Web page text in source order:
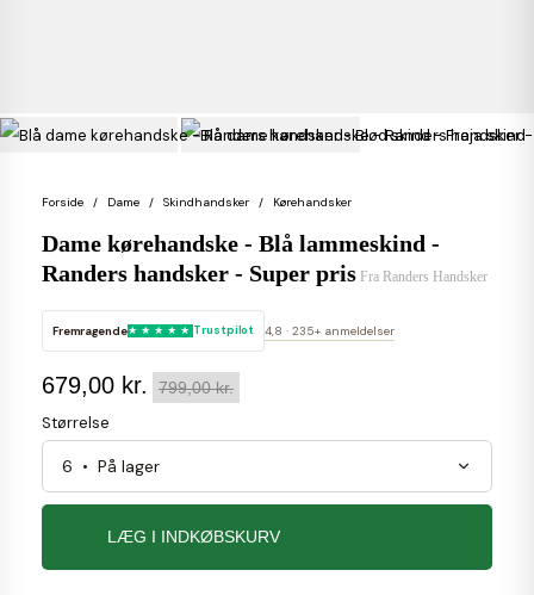
Forside Dame Skindhandsker Kørehandsker
Dame kørehandske - Blå lammeskind -
Randers handsker - Super pris Fra Randers Handsker
Fremragende Trustpilot 4,8 · 235+ anmeldelser
679,00 kr. 799,00 kr.
Størrelse
LÆG I INDKØBSKURV